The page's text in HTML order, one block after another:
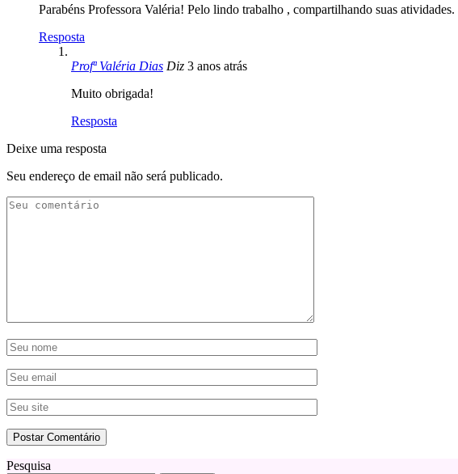
Parabéns Professora Valéria! Pelo lindo trabalho , compartilhando suas atividades.
Resposta
Profª Valéria Dias Diz 3 anos atrás
Muito obrigada!
Resposta
Deixe uma resposta
Seu endereço de email não será publicado.
Pesquisa